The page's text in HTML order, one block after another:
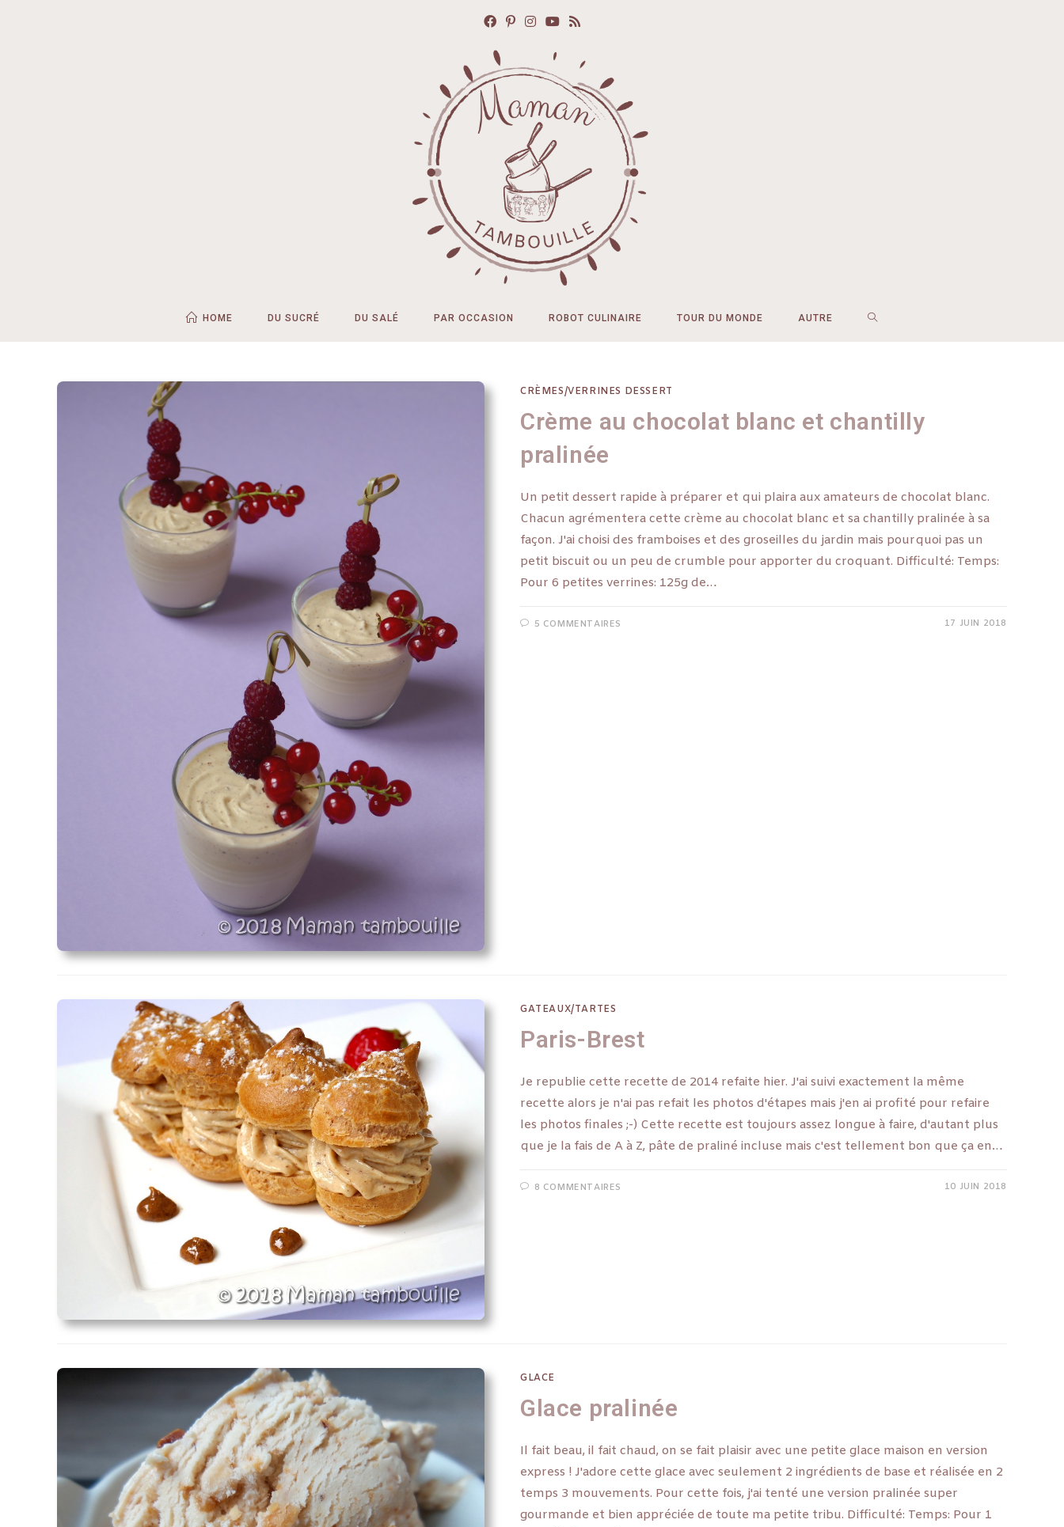
HOME DU SUCRÉ DU SALÉ PAR OCCASION ROBOT CULINAIRE TOUR DU MONDE AUTRE
CRÈMES/VERRINES DESSERT
Crème au chocolat blanc et chantilly
pralinée
Un petit dessert rapide à préparer et qui plaira aux amateurs de chocolat blanc.
Chacun agrémentera cette crème au chocolat blanc et sa chantilly pralinée à sa
façon. J'ai choisi des framboises et des groseilles du jardin mais pourquoi pas un
petit biscuit ou un peu de crumble pour apporter du croquant. Difficulté: Temps:
Pour 6 petites verrines: 125g de…
5 COMMENTAIRES 17 JUIN 2018
GATEAUX/TARTES
Paris-Brest
Je republie cette recette de 2014 refaite hier. J'ai suivi exactement la même
recette alors je n'ai pas refait les photos d'étapes mais j'en ai profité pour refaire
les photos finales ;-) Cette recette est toujours assez longue à faire, d'autant plus
que je la fais de A à Z, pâte de praliné incluse mais c'est tellement bon que ça en…
8 COMMENTAIRES 10 JUIN 2018
GLACE
Glace pralinée
Il fait beau, il fait chaud, on se fait plaisir avec une petite glace maison en version
express ! J'adore cette glace avec seulement 2 ingrédients de base et réalisée en 2
temps 3 mouvements. Pour cette fois, j'ai tenté une version pralinée super
gourmande et bien appréciée de toute ma petite tribu. Difficulté: Temps: Pour 1